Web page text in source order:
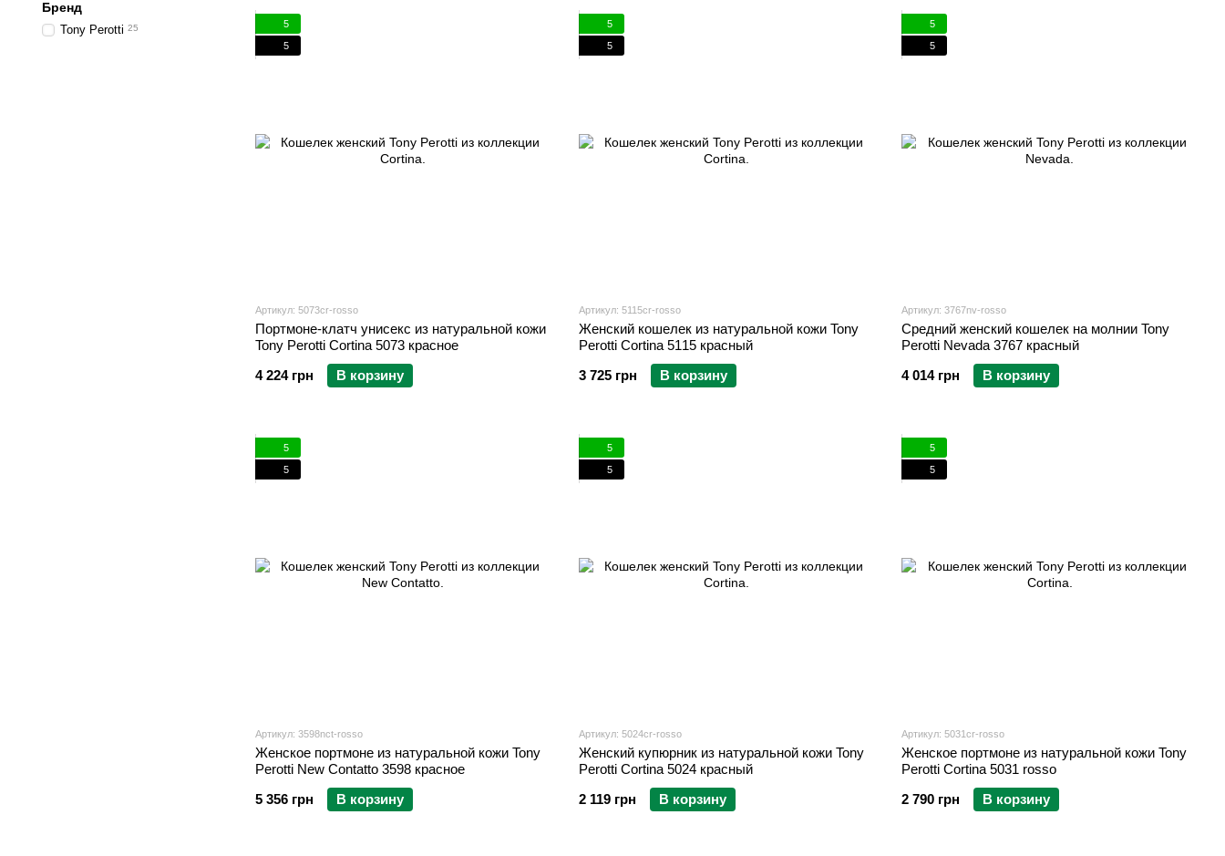
5
5
Артикул: 5073cr-rosso
Портмоне-клатч унисекс из натуральной кожи
Tony Perotti Cortina 5073 красное
4 224 грн
В корзину
5
5
Артикул: 5115cr-rosso
Женский кошелек из натуральной кожи Tony
Perotti Cortina 5115 красный
3 725 грн
В корзину
5
5
Артикул: 3767nv-rosso
Средний женский кошелек на молнии Tony
Perotti Nevada 3767 красный
4 014 грн
В корзину
5
5
Артикул: 3598nct-rosso
Женское портмоне из натуральной кожи Tony
Perotti New Contatto 3598 красное
5 356 грн
В корзину
5
5
Артикул: 5024cr-rosso
Женский купюрник из натуральной кожи Tony
Perotti Cortina 5024 красный
2 119 грн
В корзину
5
5
Артикул: 5031cr-rosso
Женское портмоне из натуральной кожи Tony
Perotti Cortina 5031 rosso
2 790 грн
В корзину
Бренд
Tony Perotti 25